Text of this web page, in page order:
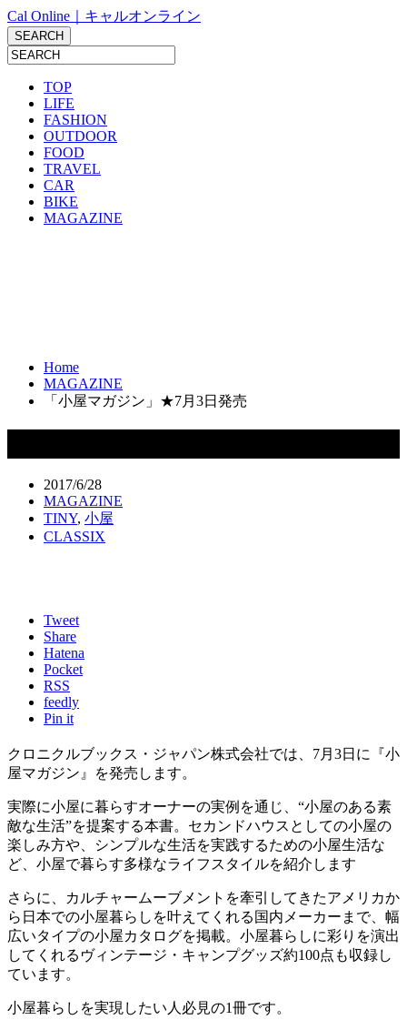
Cal Online｜キャルオンライン
TOP
LIFE
FASHION
OUTDOOR
FOOD
TRAVEL
CAR
BIKE
MAGAZINE
Home
MAGAZINE
「小屋マガジン」★7月3日発売
2017/6/28
MAGAZINE
TINY, 小屋
CLASSIX
Tweet
Share
Hatena
Pocket
RSS
feedly
Pin it
クロニクルブックス・ジャパン株式会社では、7月3日に『小
屋マガジン』を発売します。
実際に小屋に暮らすオーナーの実例を通じ、“小屋のある素
敵な生活”を提案する本書。セカンドハウスとしての小屋の
楽しみ方や、シンプルな生活を実践するための小屋生活な
ど、小屋で暮らす多様なライフスタイルを紹介します
さらに、カルチャームーブメントを牽引してきたアメリカか
ら日本での小屋暮らしを叶えてくれる国内メーカーまで、幅
広いタイプの小屋カタログを掲載。小屋暮らしに彩りを演出
してくれるヴィンテージ・キャンプグッズ約100点も収録し
ています。
小屋暮らしを実現したい人必見の1冊です。